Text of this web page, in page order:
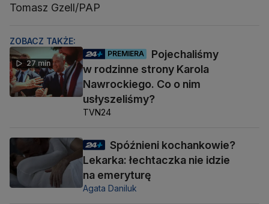
Tomasz Gzell/PAP
ZOBACZ TAKŻE:
27 min
PREMIERA
Pojechaliśmy
w rodzinne strony Karola
Nawrockiego. Co o nim
usłyszeliśmy?
TVN24
Spóźnieni kochankowie?
Lekarka: łechtaczka nie idzie
na emeryturę
Agata Daniluk